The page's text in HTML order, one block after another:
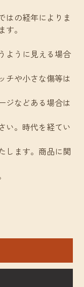
はの経年によりま
。
ように見える場合
チや小さな傷等は
ジなどある場合は
い。時代を経てい
します。商品に関